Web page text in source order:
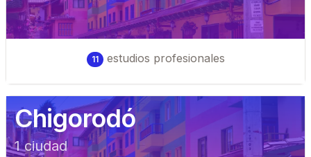
11 estudios profesionales
Chigorodó
1ciudad